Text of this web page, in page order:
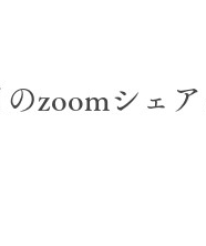
のzoomシェ